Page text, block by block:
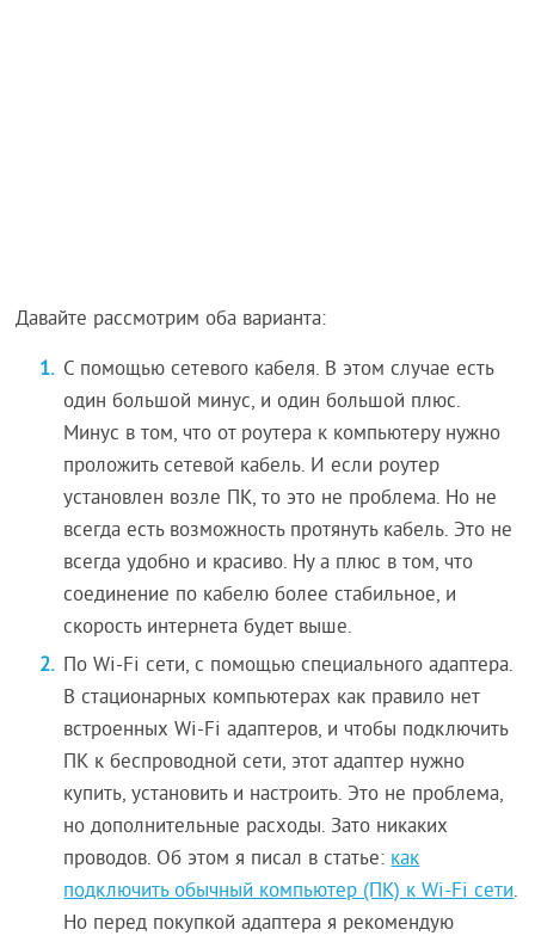
Давайте рассмотрим оба варианта:
С помощью сетевого кабеля. В этом случае есть
один большой минус, и один большой плюс.
Минус в том, что от роутера к компьютеру нужно
проложить сетевой кабель. И если роутер
установлен возле ПК, то это не проблема. Но не
всегда есть возможность протянуть кабель. Это не
всегда удобно и красиво. Ну а плюс в том, что
соединение по кабелю более стабильное, и
скорость интернета будет выше.
По Wi-Fi сети, с помощью специального адаптера.
В стационарных компьютерах как правило нет
встроенных Wi-Fi адаптеров, и чтобы подключить
ПК к беспроводной сети, этот адаптер нужно
купить, установить и настроить. Это не проблема,
но дополнительные расходы. Зато никаких
проводов. Об этом я писал в статье:как
подключить обычный компьютер (ПК) к Wi-Fi сети.
Но перед покупкой адаптера я рекомендую